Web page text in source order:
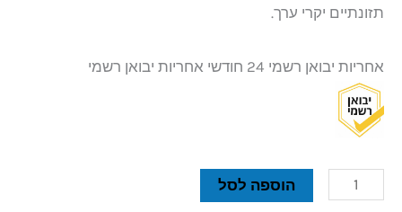
תזונתיים יקרי ערך.
אחריות יבואן רשמי 24 חודשי אחריות יבואן רשמי
הוספה לסל